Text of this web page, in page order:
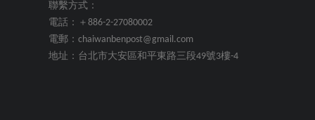
聯繫方式：
電話：＋886-2-27080002
電郵：chaiwanbenpost@gmail.com
地址：台北市大安區和平東路三段49號3樓-4